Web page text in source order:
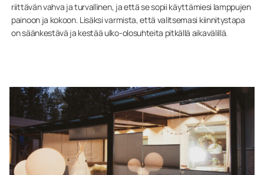
riittävän vahva ja turvallinen, ja että se sopii käyttämiesi lamppujen
painoon ja kokoon. Lisäksi varmista, että valitsemasi kiinnitystapa
on säänkestävä ja kestää ulko-olosuhteita pitkällä aikavälillä.